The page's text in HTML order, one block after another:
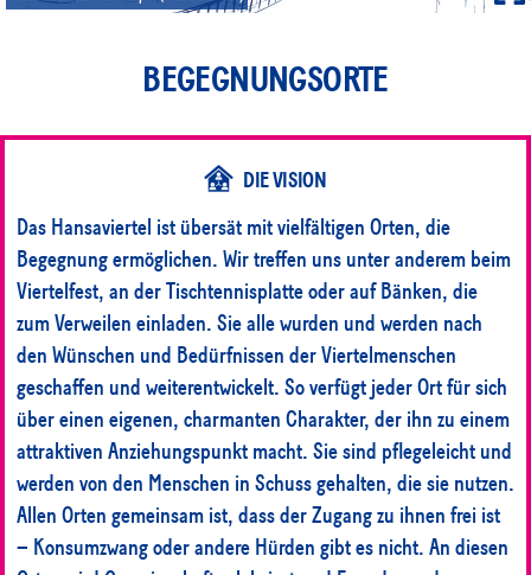
BEGEGNUNGSORTE
DIE VISION
Das Hansaviertel ist übersät mit vielfältigen Orten, die
Begegnung ermöglichen. Wir treffen uns unter anderem beim
Viertelfest, an der Tischtennisplatte oder auf Bänken, die
zum Verweilen einladen. Sie alle wurden und werden nach
den Wünschen und Bedürfnissen der Viertelmenschen
geschaffen und weiterentwickelt. So verfügt jeder Ort für sich
über einen eigenen, charmanten Charakter, der ihn zu einem
attraktiven Anziehungspunkt macht. Sie sind pflegeleicht und
werden von den Menschen in Schuss gehalten, die sie nutzen.
Allen Orten gemeinsam ist, dass der Zugang zu ihnen frei ist
– Konsumzwang oder andere Hürden gibt es nicht. An diesen